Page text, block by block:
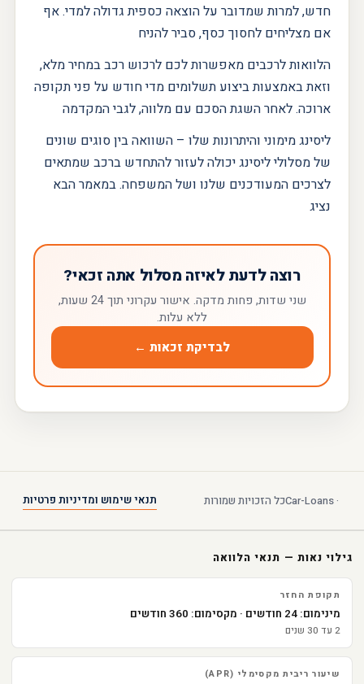
חדש, למרות שמדובר על הוצאה כספית גדולה למדי. אף
אם מצליחים לחסוך כסף, סביר להניח
הלוואות לרכבים מאפשרות לכם לרכוש רכב במחיר מלא,
וזאת באמצעות ביצוע תשלומים מדי חודש על פני תקופה
ארוכה. לאחר השגת הסכם עם מלווה, לגבי המקדמה
ליסינג מימוני והיתרונות שלו – השוואה בין סוגים שונים
של מסלולי ליסינג יכולה לעזור להתחדש ברכב שמתאים
לצרכים המעודכנים שלנו ושל המשפחה. במאמר הבא
נציג
רוצה לדעת לאיזה מסלול אתה זכאי?
שני שדות, פחות מדקה. ‎אישור עקרוני תוך 24 שעות,
לבדיקת זכאות ←
Car-Loans · ‎כל הזכויות שמורות תנאי שימוש ומדיניות פרטיות
גילוי נאות — תנאי הלוואה
תקופת החזר
מינימום: 24 חודשים · ‎מקסימום: 360 חודשים
2 עד 30 שנים
שיעור ריבית מקסימלי (APR)